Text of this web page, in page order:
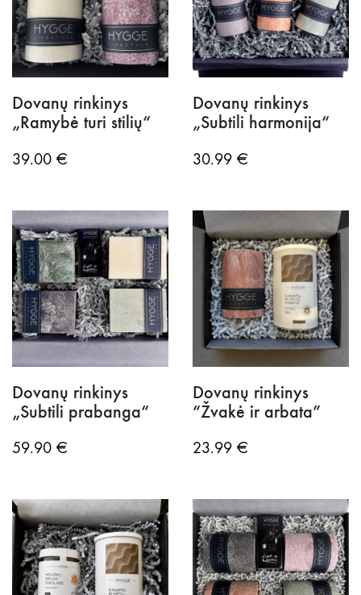
Dovanų rinkinys
„Ramybė turi stilių“
39.00 €
Dovanų rinkinys
„Subtili harmonija“
30.99 €
Dovanų rinkinys
„Subtili prabanga“
59.90 €
Dovanų rinkinys
“Žvakė ir arbata”
23.99 €